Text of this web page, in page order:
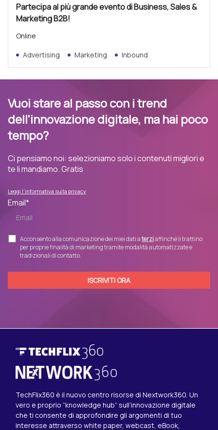
Partecipa al più grande evento di Business, Sales &
Marketing B2B!
Online
Advertising Marketing Inbound
Vuoi stare al passo con i trend
dell’innovazione digitale, ma hai poco
tempo?
Ci pensiamo noi: selezioniamo solo i contenuti migliori e
te li mandiamo. Gratis
Leggi l'informativa sulla privacy
Email*
Acconsento alla comunicazione dei miei dati aterziaffinché li trattino
per proprie finalità di marketing tramite modalità automatizzate e
tradizionali di contatto.
TechFlix360 è il nuovo centro risorse di Nextwork360. Un
vero e proprio “knowledge hub” sull’innovazione digitale
che ti consente di approfondire gli argomenti di tuo
interesse attraverso white paper, webcast, eBook,